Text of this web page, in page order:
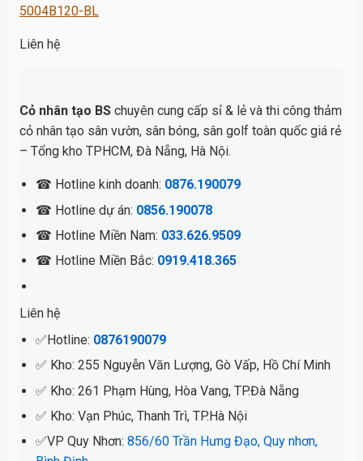
5004B120-BL
Liên hệ
Cỏ nhân tạo BS chuyên cung cấp sỉ & lẻ và thi công thảm
cỏ nhân tạo sân vườn, sân bóng, sân golf toàn quốc giá rẻ
– Tổng kho TPHCM, Đà Nẵng, Hà Nội.
☎ Hotline kinh doanh: 0876.190079
☎ Hotline dự án: 0856.190078
☎ Hotline Miền Nam: 033.626.9509
☎ Hotline Miền Bắc: 0919.418.365
Liên hệ
✅Hotline: 0876190079
✅ Kho: 255 Nguyễn Văn Lượng, Gò Vấp, Hồ Chí Minh
✅ Kho: 261 Phạm Hùng, Hòa Vang, TP.Đà Nẵng
✅ Kho: Vạn Phúc, Thanh Trì, TP.Hà Nội
✅VP Quy Nhơn: 856/60 Trần Hưng Đạo, Quy nhơn,